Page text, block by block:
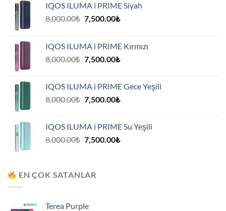
IQOS ILUMA i PRIME Siyah
8,000.00₺ Orijinal
7,500.00₺Şu
7,500.00₺.
IQOS ILUMA i PRIME Kırmızı
8,000.00₺ Orijinal
7,500.00₺Şu
7,500.00₺.
IQOS ILUMA i PRIME Gece Yeşili
8,000.00₺ Orijinal
7,500.00₺Şu
7,500.00₺.
IQOS ILUMA i PRIME Su Yeşili
8,000.00₺ Orijinal
7,500.00₺Şu
EN ÇOK SATANLAR
Terea Purple